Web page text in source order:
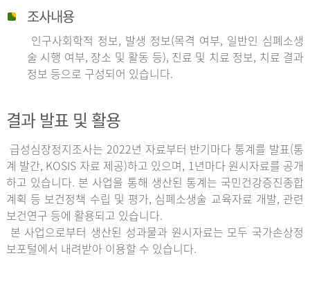
조사내용
인구사회학적 정보, 발생 정보(목격 여부, 일반인 심폐소생
술 시행 여부, 장소 및 활동 등), 진료 및 치료 정보, 치료 결과
정보 등으로 구성되어 있습니다.
결과 발표 및 활용
급성심장정지조사는 2022년 자료부터 반기마다 통계를 발표(통
계 발간, KOSIS 자료 제공)하고 있으며, 1년마다 원시자료를 공개
하고 있습니다. 본 사업을 통해 생산된 통계는 국민건강증진종합
계획 등 보건정책 수립 및 평가, 심폐소생술 교육자료 개발, 관련
보건연구 등에 활용되고 있습니다.
본 사업으로부터 생산된 성과물과 원시자료는 모두 국가손상정
보포털에서 내려받아 이용할 수 있습니다.